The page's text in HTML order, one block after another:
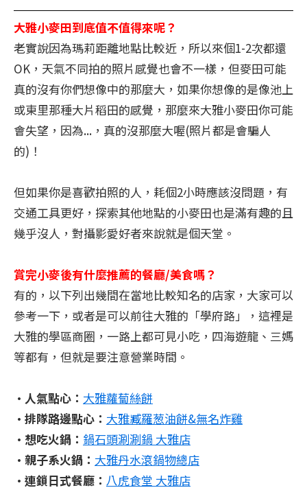
大雅小麥田到底值不值得來呢？
老實說因為瑪莉距離地點比較近，所以來個1-2次都還
OK，天氣不同拍的照片感覺也會不一樣，但麥田可能
真的沒有你們想像中的那麼大，如果你想像的是像池上
或東里那種大片稻田的感覺，那麼來大雅小麥田你可能
會失望，因為...，真的沒那麼大喔(照片都是會騙人
的)！
但如果你是喜歡拍照的人，耗個2小時應該沒問題，有
交通工具更好，探索其他地點的小麥田也是滿有趣的且
幾乎沒人，對攝影愛好者來說就是個天堂。
賞完小麥後有什麼推薦的餐廳/美食嗎？
有的，以下列出幾間在當地比較知名的店家，大家可以
參考一下，或者是可以前往大雅的「學府路」，這裡是
大雅的學區商圈，一路上都可見小吃，四海遊龍、三媽
等都有，但就是要注意營業時間。
•人氣點心： 大雅蘿蔔絲餅
•排隊路邊點心： 大雅臧羅葱油餅&無名炸雞
•想吃火鍋： 鍋石頭涮涮鍋 大雅店
•親子系火鍋： 大雅丹水滾鍋物總店
•連鎖日式餐廳： 八虎食堂 大雅店